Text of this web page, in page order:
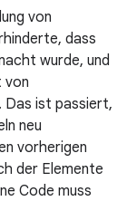
von
dass
wurde, und
von
Das ist passiert,
neu
vorherigen
der Elemente
Code muss